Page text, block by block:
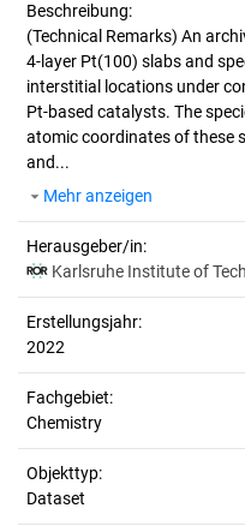
Beschreibung:
(Technical Remarks) An
4-layer Pt(100) slabs and
interstitial locations under
Pt-based catalysts. The
atomic coordinates of these
and...
Mehr anzeigen
Herausgeber/in:
Karlsruhe Institute of
Erstellungsjahr:
2022
Fachgebiet:
Chemistry
Objekttyp:
Dataset